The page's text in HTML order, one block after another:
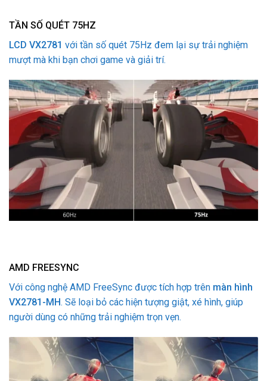
TẦN SỐ QUÉT 75HZ
LCD VX2781 với tần số quét 75Hz đem lại sự trải nghiệm
mượt mà khi bạn chơi game và giải trí.
AMD FREESYNC
Với công nghệ AMD FreeSync được tích hợp trên màn hình
VX2781-MH. Sẽ loại bỏ các hiện tượng giật, xé hình, giúp
người dùng có những trải nghiệm trọn vẹn.